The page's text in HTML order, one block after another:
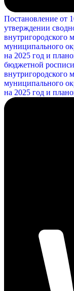
Постановление от
утверждении
внутригородского
муниципального
на 2025 год и
бюджетной росписи
внутригородского
муниципального
на 2025 год и